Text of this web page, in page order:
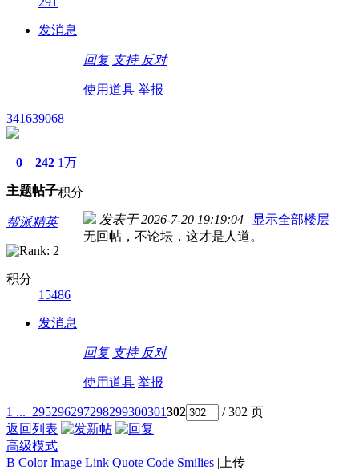
发消息
回复 支持 反对
使用道具 举报
341639068
0
主题
242
帖子
1万
积分
帮派精英
积分
15486
发消息
发表于 2026-7-20 19:19:04 | 显示全部楼层
无回帖，不论坛，这才是人道。
回复 支持 反对
使用道具 举报
1 ... 295296297298299300301302
/ 302 页
返回列表
高级模式
B Color Image Link Quote Code Smilies | 上传